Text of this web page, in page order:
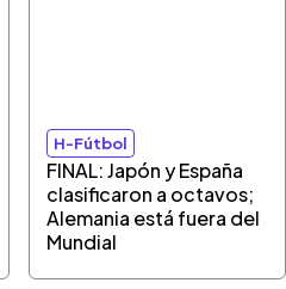
H-Fútbol
FINAL: Japón y España
clasificaron a octavos;
Alemania está fuera del
Mundial